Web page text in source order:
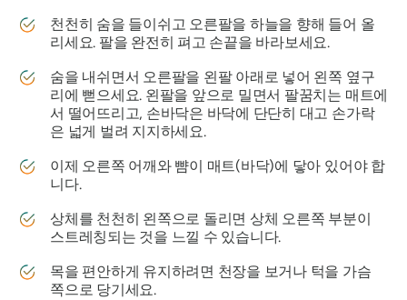
천천히 숨을 들이쉬고 오른팔을 하늘을 향해 들어 올
리세요. 팔을 완전히 펴고 손끝을 바라보세요.
숨을 내쉬면서 오른팔을 왼팔 아래로 넣어 왼쪽 옆구
리에 뻗으세요. 왼팔을 앞으로 밀면서 팔꿈치는 매트에
서 떨어뜨리고, 손바닥은 바닥에 단단히 대고 손가락
은 넓게 벌려 지지하세요.
이제 오른쪽 어깨와 뺨이 매트(바닥)에 닿아 있어야 합
니다.
상체를 천천히 왼쪽으로 돌리면 상체 오른쪽 부분이
스트레칭되는 것을 느낄 수 있습니다.
목을 편안하게 유지하려면 천장을 보거나 턱을 가슴
쪽으로 당기세요.